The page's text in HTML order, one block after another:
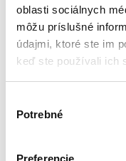
oblasti sociálnych
môžu príslušné
údajmi, ktoré ste im
keď ste používali ich
súhlasu
Potrebné
Preferencie